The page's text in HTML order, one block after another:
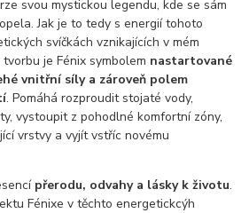
svou mystickou legendu, kde se sám
Jak je to tedy s energií tohoto
svíčkách vznikajících v mém
je Fénix symbolem nastartované
vnitřní síly a zároveň polem
. Pomáhá rozproudit stojaté vody,
vystoupit z pohodlné komfortní zóny,
vrstvy a vyjít vstříc novému
přerodu, odvahy a lásky k životu.
Fénixe v těchto energetickcýh